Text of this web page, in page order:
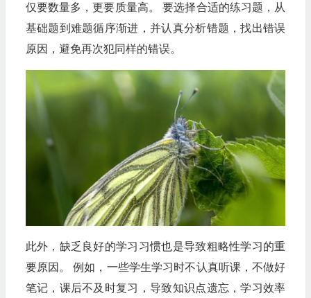
仅要数量多，更要质量高。 要选择合适的练习题，从
基础题到难题循序渐进，并认真分析错题，找出错误
原因，避免再次犯同样的错误。
此外，缺乏良好的学习习惯也是导致粗略性学习的重
要原因。 例如，一些学生学习时不认真听课，不做好
笔记，课后不及时复习，导致知识点遗忘，学习效率